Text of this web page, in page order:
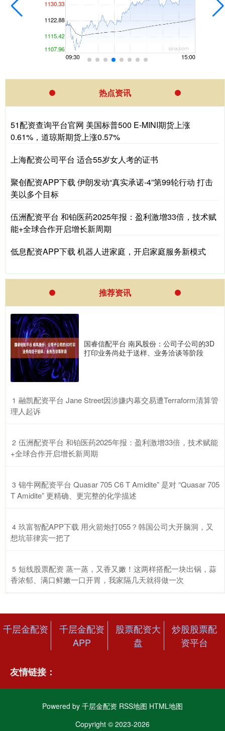
热点资讯
51配资查询平台官网 美国标普500 E-MINI期货上涨
0.61%，道琼斯期货上涨0.57%
上海配资公司平台 适合55岁女人考的证书
聚创配资APP下载 伊朗发动“真实承诺-4”第99轮行动 打击
美以多个目标
伍洲配资平台 和铂医药2025年报：盈利激增33倍，技术赋
能+全球合作开启增长新周期
低息配资APP下载 机器人进家庭，开启家庭服务新模式
推荐资讯
国睿信配平台 南风股份：公司子公司的3D
打印业务尚处于送样、业务洽谈等阶段
1 ​融凯配资平台 Jane Street因涉嫌内幕交易遭Terraform清算管
理人起诉
2 ​伍洲配资平台 和铂医药2025年报：盈利激增33倍，技术赋能
+全球合作开启增长新周期
3 ​锦牛网配资平台 Quasar 705 C6 T Amidite” 是对 “Quasar 705
T Amidite” 更精确、更完整的化学描述
4 ​玖富智配APP下载 用火箭炮打055？韩国公司大开脑洞，又
想坑菲律宾一把了
5 ​短线股票配资 蒸一蒸，又香又嫩！这两样搭配一块出锅，蒜
香浓郁、满口鲜嫩一口开胃，我家隔几天就得做一次
千层金配资
千层金配资
APP
股票配资大
盘
炒股股票配
资平台
友情链接：
Powered by 千层金配资 RSS地图 HTML地图
Copyright © 2023-2026